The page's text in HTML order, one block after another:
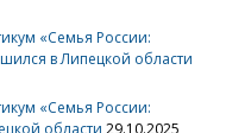
«Семья России:
в Липецкой области
«Семья России:
области 29.10.2025